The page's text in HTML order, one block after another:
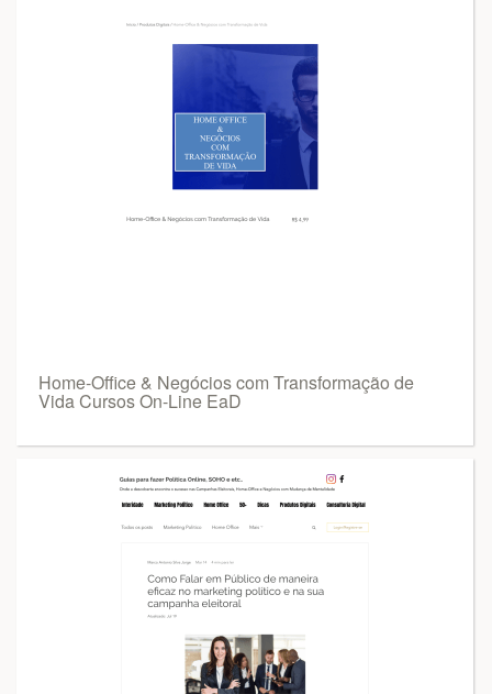
Home-Office & Negócios com Transformação de
Vida Cursos On-Line EaD